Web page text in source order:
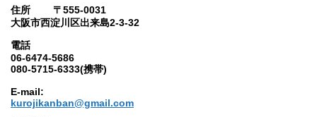
住所 〒555-0031
大阪市西淀川区出来島2-3-32
電話
06-6474-5686
080-5715-6333(携帯)
E-mail:
kurojikanban@gmail.com